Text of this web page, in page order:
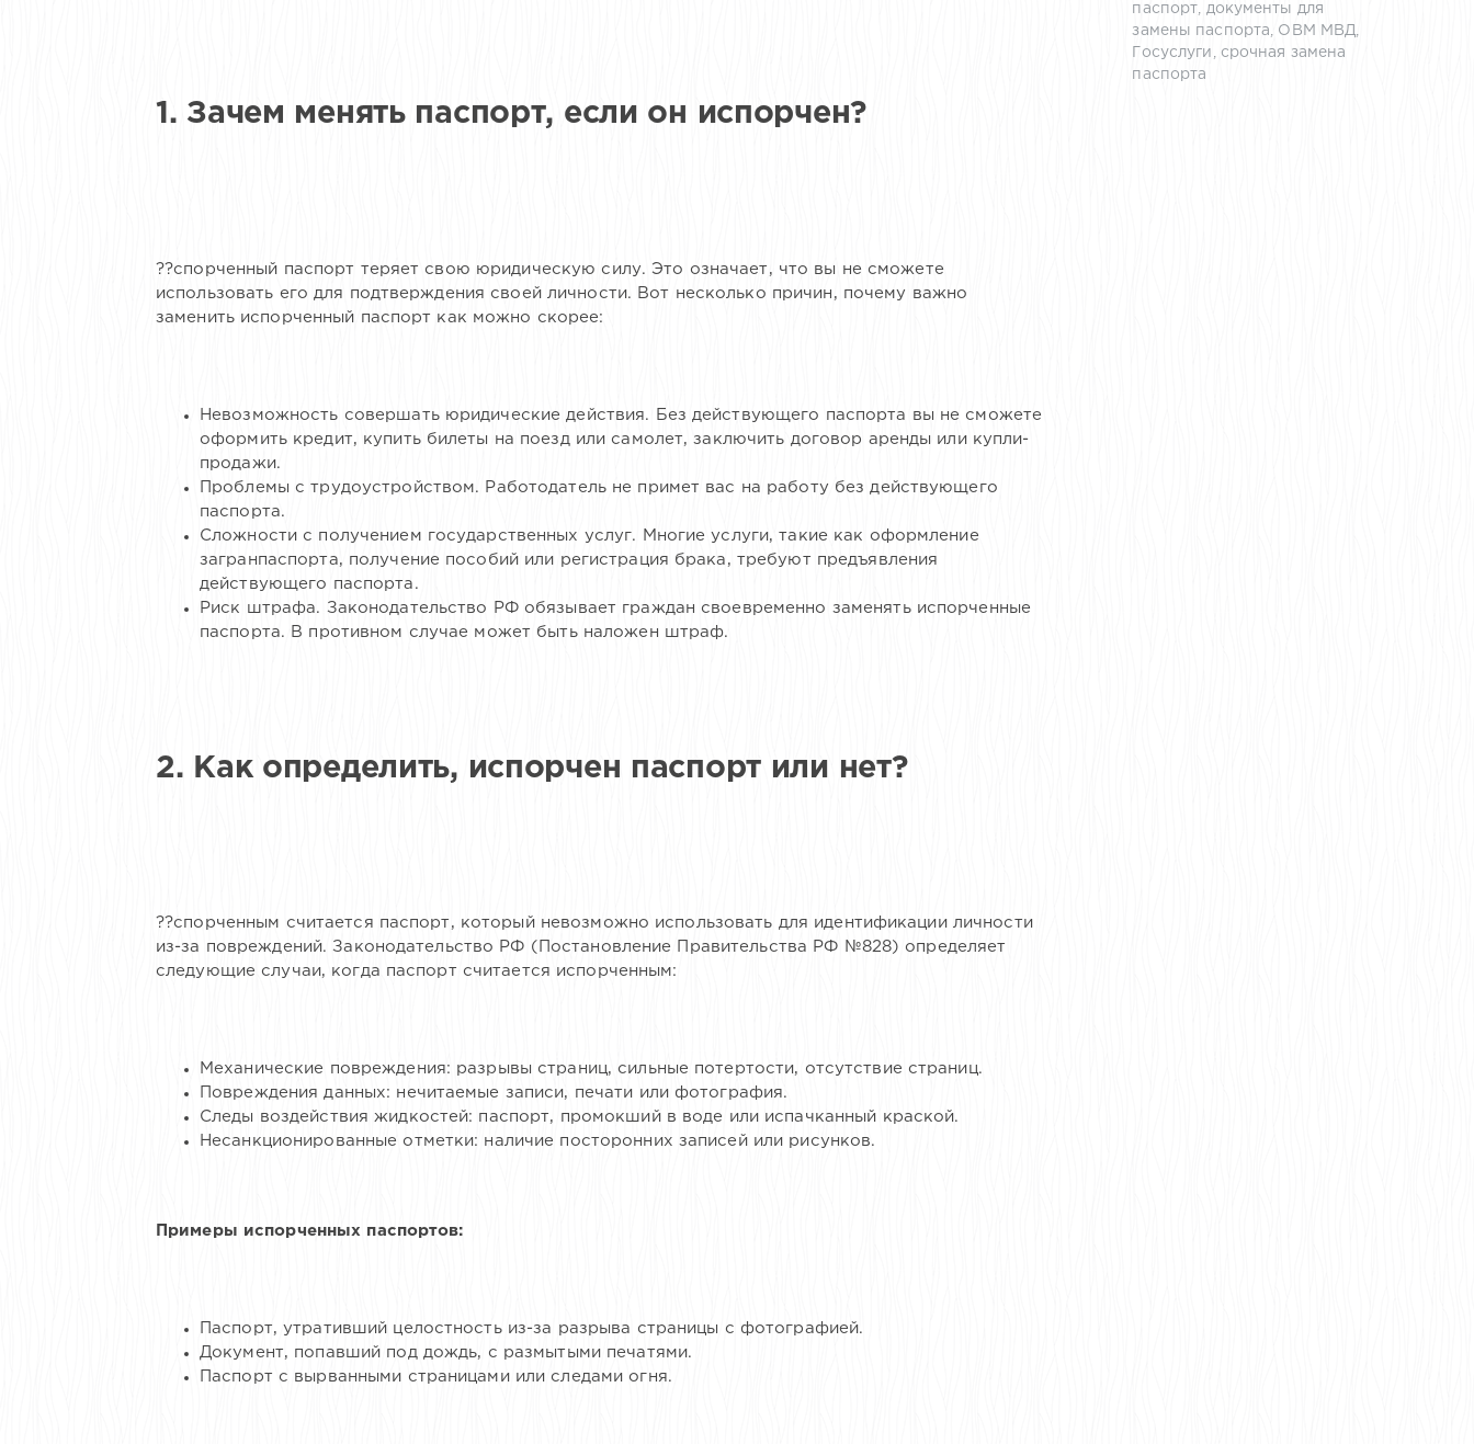
паспорт
документы для
замены паспорта
ОВМ МВД
Госуслуги
срочная замена
паспорта
1. Зачем менять паспорт, если он испорчен?
??спорченный паспорт теряет свою юридическую силу. Это означает, что вы не сможете
использовать его для подтверждения своей личности. Вот несколько причин, почему важно
заменить испорченный паспорт как можно скорее:
Невозможность совершать юридические действия. Без действующего паспорта вы не сможете
оформить кредит, купить билеты на поезд или самолет, заключить договор аренды или купли-
продажи.
Проблемы с трудоустройством. Работодатель не примет вас на работу без действующего
паспорта.
Сложности с получением государственных услуг. Многие услуги, такие как оформление
загранпаспорта, получение пособий или регистрация брака, требуют предъявления
действующего паспорта.
Риск штрафа. Законодательство РФ обязывает граждан своевременно заменять испорченные
паспорта. В противном случае может быть наложен штраф.
2. Как определить, испорчен паспорт или нет?
??спорченным считается паспорт, который невозможно использовать для идентификации личности
из-за повреждений. Законодательство РФ (Постановление Правительства РФ №828) определяет
следующие случаи, когда паспорт считается испорченным:
Механические повреждения: разрывы страниц, сильные потертости, отсутствие страниц.
Повреждения данных: нечитаемые записи, печати или фотография.
Следы воздействия жидкостей: паспорт, промокший в воде или испачканный краской.
Несанкционированные отметки: наличие посторонних записей или рисунков.
Примеры испорченных паспортов:
Паспорт, утративший целостность из-за разрыва страницы с фотографией.
Документ, попавший под дождь, с размытыми печатями.
Паспорт с вырванными страницами или следами огня.